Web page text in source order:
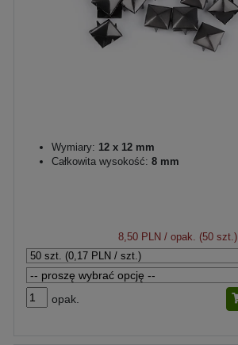
Wymiary: 12 x 12 mm
Całkowita wysokość: 8 mm
8,50 PLN / opak. (50 szt.)
opak.